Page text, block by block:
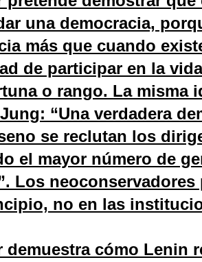
una democracia,
más que cuando
de participar en la
o rango. La misma
“Una verdadera
se reclutan los
el mayor número de
Los
no en las
demuestra cómo Lenin